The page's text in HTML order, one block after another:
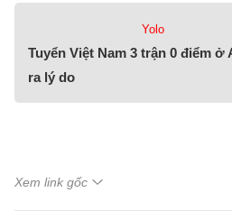
Yolo
Tuyển Việt Nam 3 trận 0 điểm ở
ra lý do
Xem link gốc